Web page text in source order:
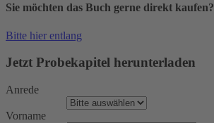
Sie möchten das Buch gerne direkt kaufen?
Bitte hier entlang
Jetzt Probekapitel herunterladen
Anrede
Vorname